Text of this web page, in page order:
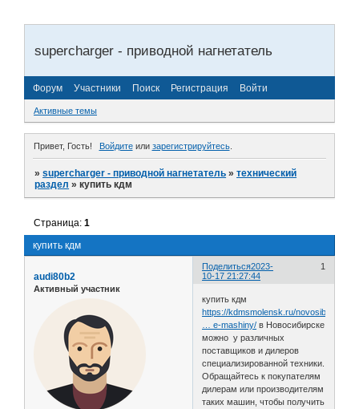
supercharger - приводной нагнетатель
Форум Участники Поиск Регистрация Войти
Активные темы
Привет, Гость! Войдитеили зарегистрируйтесь.
»supercharger - приводной нагнетатель »технический
раздел »купить кдм
купить кдм
Страница:1
Поделиться 1
2023-
10-17 21:27:44
audi80b2
Активный участник
купить кдм
https://kdmsmolensk.ru/novosibirsk/
… e-mashiny/ в Новосибирске
можно у различных
поставщиков и дилеров
специализированной техники.
Обращайтесь к покупателям
дилерам или производителям
таких машин, чтобы получить